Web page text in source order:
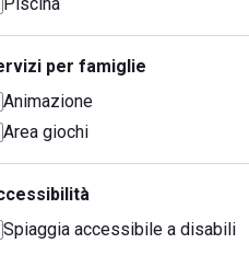
per famiglie
Animazione
Area giochi
Spiaggia accessibile a disabili